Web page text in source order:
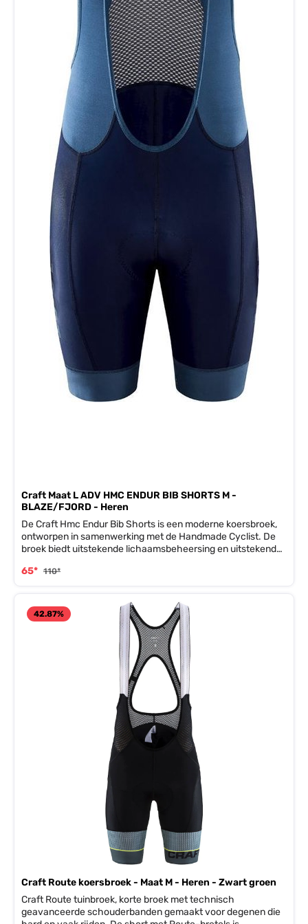
Craft Maat L ADV HMC ENDUR BIB SHORTS M -
BLAZE/FJORD - Heren
De Craft Hmc Endur Bib Shorts is een moderne koersbroek,
ontworpen in samenwerking met de Handmade Cyclist. De
broek biedt uitstekende lichaamsbeheersing en uitstekend
een C2-pad en Mesh Superlight-bibconstructie voor actieve
65* 110*
42.87%
Craft Route koersbroek - Maat M - Heren - Zwart groen
Craft Route tuinbroek, korte broek met technisch
geavanceerde schouderbanden gemaakt voor degenen die